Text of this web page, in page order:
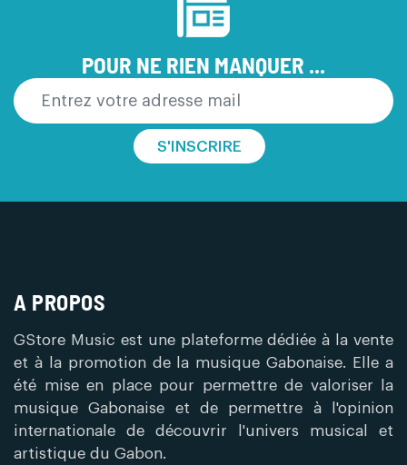
POUR NE RIEN MANQUER ...
S'INSCRIRE
A PROPOS
GStore Music est une plateforme dédiée à la vente
et à la promotion de la musique Gabonaise. Elle a
été mise en place pour permettre de valoriser la
musique Gabonaise et de permettre à l'opinion
internationale de découvrir l'univers musical et
artistique du Gabon.